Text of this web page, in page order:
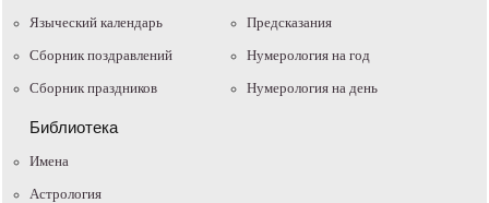
Языческий календарь
Сборник поздравлений
Сборник праздников
Предсказания
Нумерология на год
Нумерология на день
Библиотека
Имена
Астрология